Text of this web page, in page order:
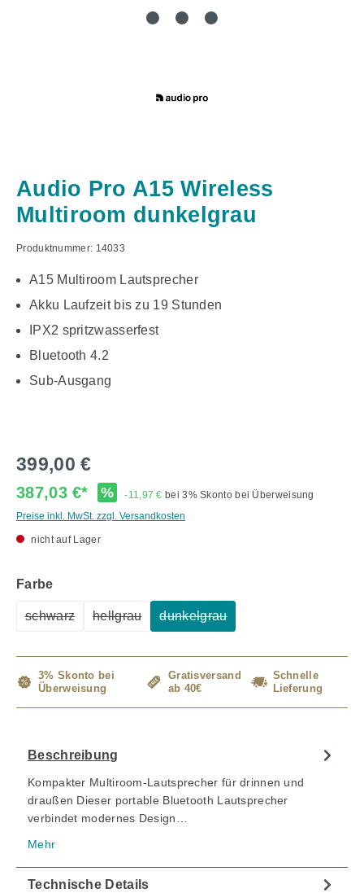
Audio Pro A15 Wireless
Multiroom dunkelgrau
Produktnummer: 14033
A15 Multiroom Lautsprecher
Akku Laufzeit bis zu 19 Stunden
IPX2 spritzwasserfest
Bluetooth 4.2
Sub-Ausgang
399,00 €
387,03 €* % -11,97 € bei 3% Skonto bei Überweisung
Preise inkl. MwSt. zzgl. Versandkosten
nicht auf Lager
Farbeauswählen
schwarz
(Diese Option ist zurzeit nicht verfügbar.)
hellgrau
(Diese Option ist zurzeit nicht verfügbar.)
dunkelgrau
(Diese Option ist zurzeit nicht
3% Skonto bei
Überweisung
Gratisversand
ab 40€
Schnelle
Lieferung
Beschreibung
Kompakter Multiroom-Lautsprecher für drinnen und
draußen Dieser portable Bluetooth Lautsprecher
verbindet modernes Design…
Mehr
Technische Details